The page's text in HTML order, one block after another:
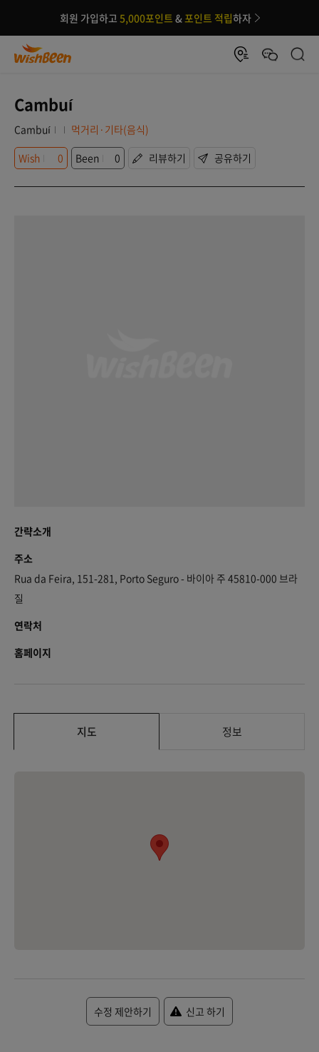
회원 가입하고 5,000포인트 &포인트 적립하자
Cambuí
Cambuí
먹거리·기타(음식)
Wish
0 Been 0 리뷰하기 공유하기
간략소개
주소
Rua da Feira, 151-281, Porto Seguro - 바이아 주 45810-000 브라
질
연락처
홈페이지
지도 정보
수정 제안하기 신고 하기